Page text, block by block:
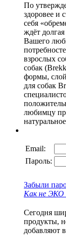
По
здоровее и
себя
ждёт
Вашего
взрослых
собак
формы,
для собак
любимцу
Email:
Пароль:
Забыли
Как не ЭКО
Сегодня
продукты,
добавляют